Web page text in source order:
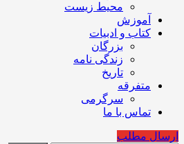
محیط زیست
آموزش
کتاب و ادبیات
بزرگان
زندگی نامه
تاریخ
متفرقه
سرگرمی
تماس با ما
ارسال مطلب